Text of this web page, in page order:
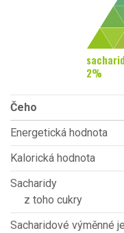
2%
Čeho
Energetická hodnota
Kalorická hodnota
Sacharidy
z toho cukry
Sacharidové výměnné